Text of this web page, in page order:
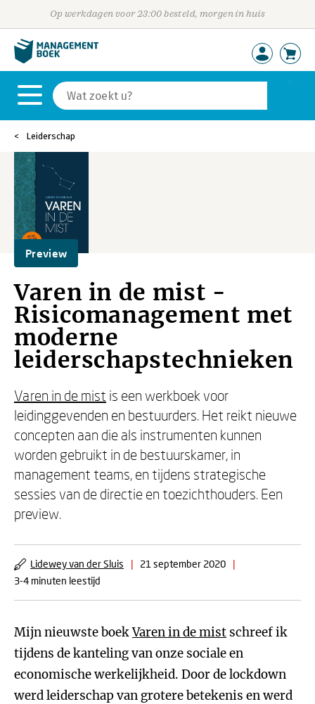
Op werkdagen voor 23:00 besteld, morgen in huis
Leiderschap
Preview
Varen in de mist -
Risicomanagement met
moderne
leiderschapstechnieken
Varen in de mist is een werkboek voor
leidinggevenden en bestuurders. Het reikt nieuwe
concepten aan die als instrumenten kunnen
worden gebruikt in de bestuurskamer, in
management teams, en tijdens strategische
sessies van de directie en toezichthouders. Een
preview.
Lidewey van der Sluis | 21 september 2020
|
3-4 minuten leestijd
Mijn nieuwste boekVaren in de mist schreef ik
tijdens de kanteling van onze sociale en
economische werkelijkheid. Door de lockdown
werd leiderschap van grotere betekenis en werd